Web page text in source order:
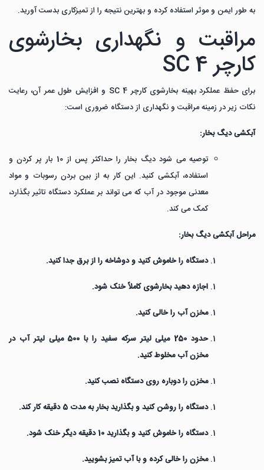
به طور ایمن و موثر استفاده کرده و بهترین نتیجه را از تمیزکاری بدست آورید.
مراقبت و نگهداری بخارشوی
کارچر SC 4
برای حفظ عملکرد بهینه بخارشوی کارچر SC 4 و افزایش طول عمر آن، رعایت
نکات زیر در زمینه مراقبت و نگهداری از دستگاه ضروری است:
آبکشی دیگ بخار:
توصیه می شود دیگ بخار را حداکثر پس از 10 بار پر کردن و
استفاده، آبکشی کنید. این کار به از بین بردن رسوبات و مواد
معدنی موجود در آب که می تواند بر عملکرد دستگاه تاثیر بگذارد،
کمک می کند.
مراحل آبکشی دیگ بخار:
دستگاه را خاموش کنید و دوشاخه را از برق جدا کنید.
اجازه دهید بخارشوی کاملاً خنک شود.
مخزن آب را خالی کنید.
حدود 250 میلی لیتر سرکه سفید را با 500 میلی لیتر آب در
مخزن آب مخلوط کنید.
مخزن را دوباره روی دستگاه نصب کنید.
دستگاه را روشن کنید و بگذارید بخار به مدت 5 دقیقه کار کند.
دستگاه را خاموش کنید و بگذارید 10 دقیقه دیگر خنک شود.
مخزن را خالی کرده و با آب تمیز بشویید.